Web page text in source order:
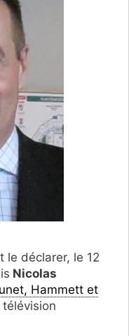
le déclarer, le 12
Nicolas
Hammett et